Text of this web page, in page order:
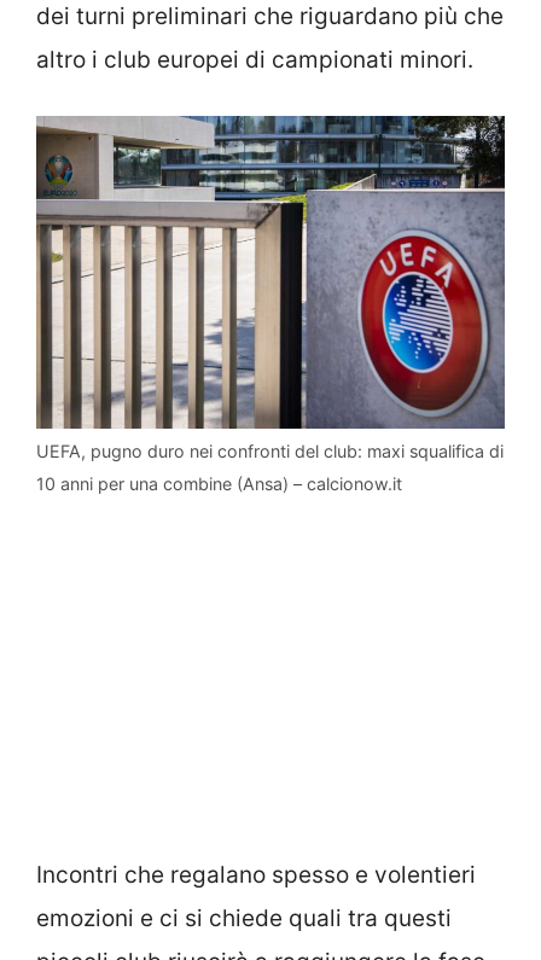
dei turni preliminari che riguardano più che
altro i club europei di campionati minori.
UEFA, pugno duro nei confronti del club: maxi squalifica di
10 anni per una combine (Ansa) – calcionow.it
Incontri che regalano spesso e volentieri
emozioni e ci si chiede quali tra questi